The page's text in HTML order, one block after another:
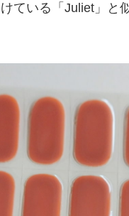
ている「Juliet」と